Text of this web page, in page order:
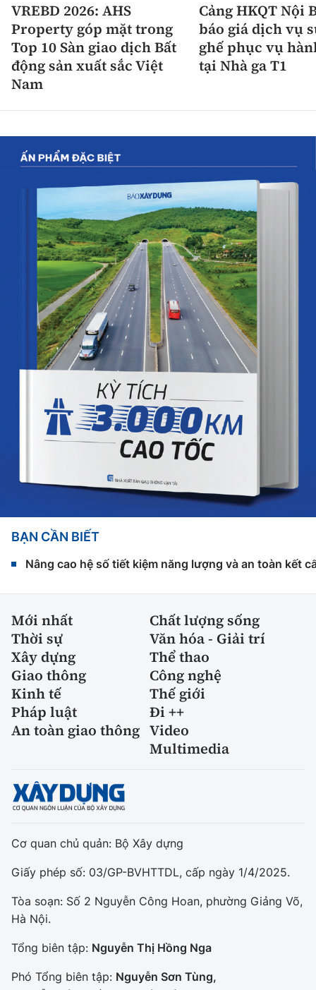
VREBD 2026: AHS
Property góp mặt trong
Top 10 Sàn giao dịch Bất
động sản xuất sắc Việt
Nam
Cảng HKQT Nội
báo giá dịch vụ
ghế phục vụ
tại Nhà ga T1
BẠN CẦN BIẾT
Nâng cao hệ số tiết kiệm năng lượng và an toàn kết
Mới nhất
Chất lượng sống
Thời sự
Văn hóa - Giải trí
Xây dựng
Thể thao
Giao thông
Công nghệ
Kinh tế
Thế giới
Pháp luật
Đi ++
An toàn giao thông Video
Multimedia
Cơ quan chủ quản: Bộ Xây dựng
Giấy phép số: 03/GP-BVHTTDL, cấp ngày 1/4/2025.
Tòa soạn: Số 2 Nguyễn Công Hoan, phường Giảng Võ,
Hà Nội.
Tổng biên tập: Nguyễn Thị Hồng Nga
Phó Tổng biên tập: Nguyễn Sơn Tùng,